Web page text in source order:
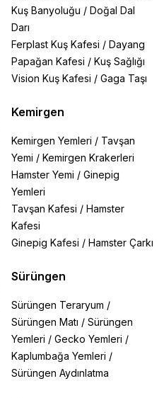
Kuş Banyoluğu / Doğal Dal
Darı
Ferplast Kuş Kafesi / Dayang
Papağan Kafesi / Kuş Sağlığı
Vision Kuş Kafesi / Gaga Taşı
Kemirgen
Kemirgen Yemleri / Tavşan
Yemi / Kemirgen Krakerleri
Hamster Yemi / Ginepig
Yemleri
Tavşan Kafesi / Hamster
Kafesi
Ginepig Kafesi / Hamster Çarkı
Sürüngen
Sürüngen Teraryum /
Sürüngen Matı / Sürüngen
Yemleri / Gecko Yemleri /
Kaplumbağa Yemleri /
Sürüngen Aydınlatma